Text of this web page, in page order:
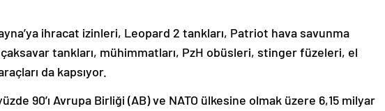
ihracat izinleri, Leopard 2 tankları, Patriot hava savunma
tankları, mühimmatları, PzH obüsleri, stinger füzeleri, el
da kapsıyor.
90’ı Avrupa Birliği (AB) ve NATO ülkesine olmak üzere 6,15 milyar